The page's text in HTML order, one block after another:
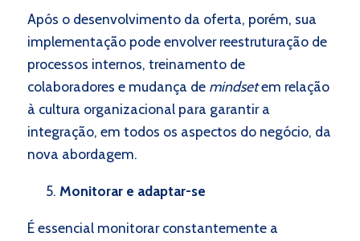
Após o desenvolvimento da oferta, porém, sua
implementação pode envolver reestruturação de
processos internos, treinamento de
colaboradores e mudança de mindsetem relação
à cultura organizacional para garantir a
integração, em todos os aspectos do negócio, da
nova abordagem.
Monitorar e adaptar-se
É essencial monitorar constantemente a